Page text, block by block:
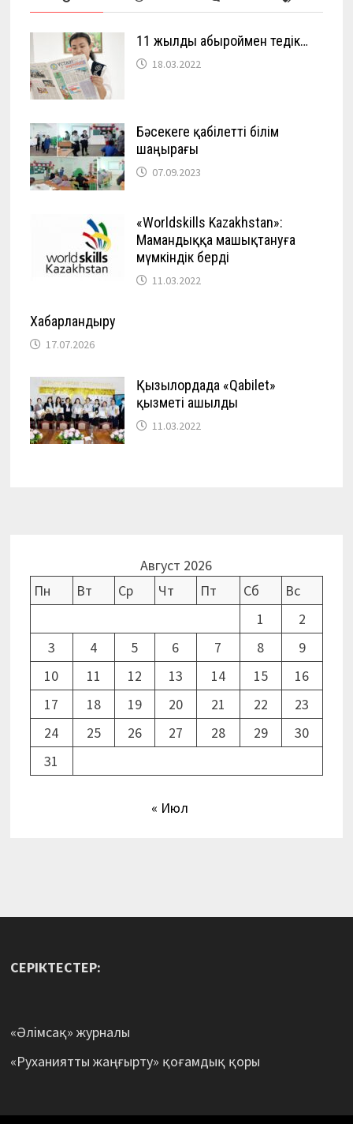
11 жылды абыроймен өтедік…
18.03.2022
Бәсекеге қабілетті білім
шаңырағы
07.09.2023
«Worldskills Kazakhstan»:
Мамандыққа машықтануға
мүмкіндік берді
11.03.2022
Хабарландыру
17.07.2026
Қызылордада «Qabilet»
қызметі ашылды
11.03.2022
Август 2026
Пн
Вт Ср Чт Пт Сб
Вс
1
2
3
4 5 6 7 8
9
10
11 12 13 14 15
16
17
18 19 20 21 22
23
24
25 26 27 28 29
30
31
« Июл
СЕРІКТЕСТЕР:
«Әлімсақ» журналы
«Руханиятты жаңғырту» қоғамдық қоры